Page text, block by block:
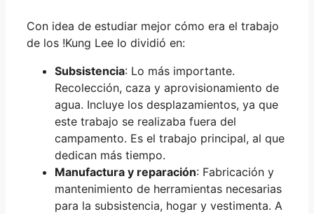
Con idea de estudiar mejor cómo era el trabajo
de los !Kung Lee lo dividió en:
Subsistencia: Lo más importante.
Recolección, caza y aprovisionamiento de
agua. Incluye los desplazamientos, ya que
este trabajo se realizaba fuera del
campamento. Es el trabajo principal, al que
dedican más tiempo.
Manufactura y reparación: Fabricación y
mantenimiento de herramientas necesarias
para la subsistencia, hogar y vestimenta. A